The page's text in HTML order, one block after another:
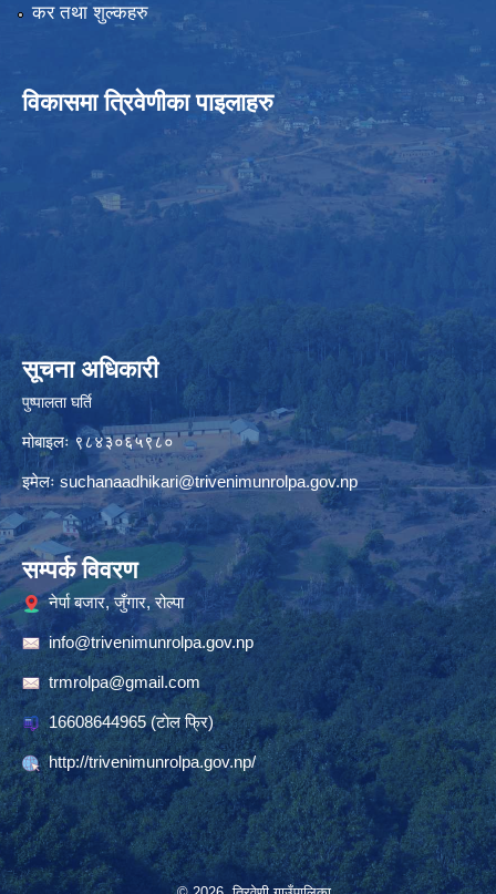
कर तथा शुल्कहरु
विकासमा त्रिवेणीका पाइलाहरु
सूचना अधिकारी
पुष्पालता घर्ति
मोबाइलः ९८४३०६५९८०
इमेलःsuchanaadhikari@trivenimunrolpa.gov.np
सम्पर्क विवरण
नेर्पा बजार, जुँगार, रोल्पा
info@trivenimunrolpa.gov.np
trmrolpa@gmail.com
16608644965(टाेल फ्रि)
http://trivenimunrolpa.gov.np/